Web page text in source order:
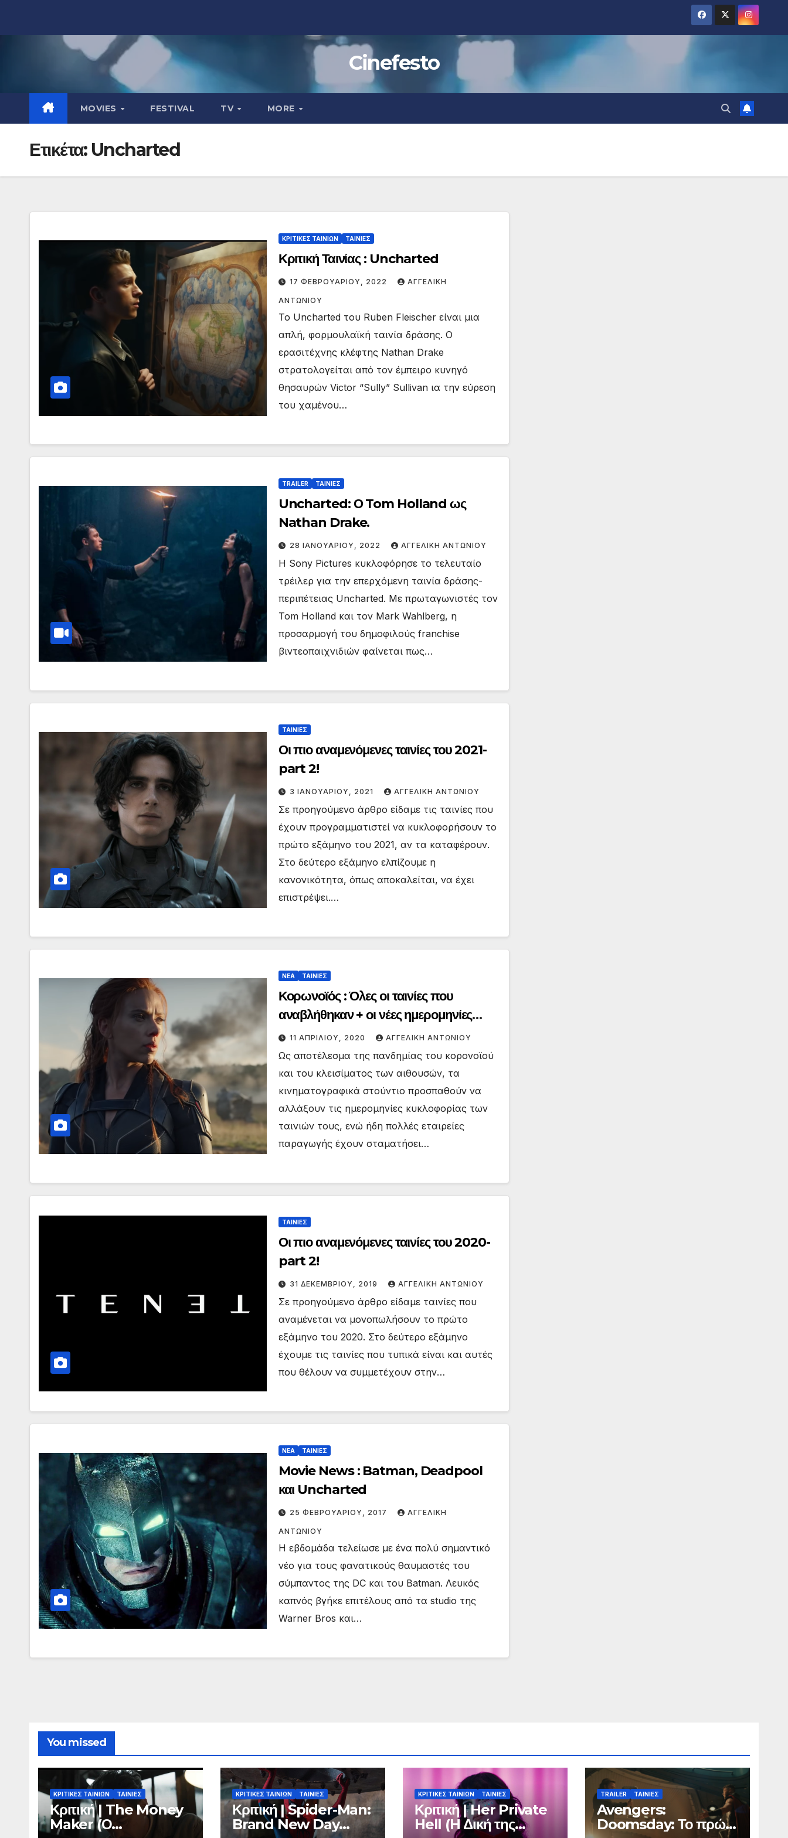
Cinefesto
MOVIES FESTIVAL TV MORE
Ετικέτα: Uncharted
ΚΡΙΤΙΚΕΣ ΤΑΙΝΙΩΝ ΤΑΙΝΙΕΣ
Κριτική Ταινίας : Uncharted
17 ΦΕΒΡΟΥΑΡΊΟΥ, 2022 ΑΓΓΕΛΙΚΉ
ΑΝΤΩΝΊΟΥ
Το Uncharted του Ruben Fleischer είναι μια
απλή, φορμουλαϊκή ταινία δράσης. Ο
ερασιτέχνης κλέφτης Nathan Drake
στρατολογείται από τον έμπειρο κυνηγό
θησαυρών Victor “Sully” Sullivan ια την εύρεση
του χαμένου…
TRAILER ΤΑΙΝΙΕΣ
Uncharted: Ο Tom Holland ως
Nathan Drake.
28 ΙΑΝΟΥΑΡΊΟΥ, 2022 ΑΓΓΕΛΙΚΉ ΑΝΤΩΝΊΟΥ
Η Sony Pictures κυκλοφόρησε το τελευταίο
τρέιλερ για την επερχόμενη ταινία δράσης-
περιπέτειας Uncharted. Με πρωταγωνιστές τον
Tom Holland και τον Mark Wahlberg, η
προσαρμογή του δημοφιλούς franchise
βιντεοπαιχνιδιών φαίνεται πως…
ΤΑΙΝΙΕΣ
Οι πιο αναμενόμενες ταινίες του 2021-
part 2!
3 ΙΑΝΟΥΑΡΊΟΥ, 2021 ΑΓΓΕΛΙΚΉ ΑΝΤΩΝΊΟΥ
Σε προηγούμενο άρθρο είδαμε τις ταινίες που
έχουν προγραμματιστεί να κυκλοφορήσουν το
πρώτο εξάμηνο του 2021, αν τα καταφέρουν.
Στο δεύτερο εξάμηνο ελπίζουμε η
κανονικότητα, όπως αποκαλείται, να έχει
επιστρέψει.…
ΝΕΑ ΤΑΙΝΙΕΣ
Κορωνοϊός : Όλες οι ταινίες που
αναβλήθηκαν + οι νέες ημερομηνίες
κυκλοφορίας!
11 ΑΠΡΙΛΊΟΥ, 2020 ΑΓΓΕΛΙΚΉ ΑΝΤΩΝΊΟΥ
Ως αποτέλεσμα της πανδημίας του κορονοϊού
και του κλεισίματος των αιθουσών, τα
κινηματογραφικά στούντιο προσπαθούν να
αλλάξουν τις ημερομηνίες κυκλοφορίας των
ταινιών τους, ενώ ήδη πολλές εταιρείες
παραγωγής έχουν σταματήσει…
ΤΑΙΝΙΕΣ
Οι πιο αναμενόμενες ταινίες του 2020-
part 2!
31 ΔΕΚΕΜΒΡΊΟΥ, 2019 ΑΓΓΕΛΙΚΉ ΑΝΤΩΝΊΟΥ
Σε προηγούμενο άρθρο είδαμε ταινίες που
αναμένεται να μονοπωλήσουν το πρώτο
εξάμηνο του 2020. Στο δεύτερο εξάμηνο
έχουμε τις ταινίες που τυπικά είναι και αυτές
που θέλουν να συμμετέχουν στην…
ΝΕΑ ΤΑΙΝΙΕΣ
Movie News : Batman, Deadpool
και Uncharted
25 ΦΕΒΡΟΥΑΡΊΟΥ, 2017 ΑΓΓΕΛΙΚΉ
ΑΝΤΩΝΊΟΥ
Η εβδομάδα τελείωσε με ένα πολύ σημαντικό
νέο για τους φανατικούς θαυμαστές του
σύμπαντος της DC και του Batman. Λευκός
καπνός βγήκε επιτέλους από τα studio της
Warner Bros και…
You missed
ΚΡΙΤΙΚΕΣ ΤΑΙΝΙΩΝ ΤΑΙΝΙΕΣ
Κριτική | The Money
Maker (Ο
ΚΡΙΤΙΚΕΣ ΤΑΙΝΙΩΝ ΤΑΙΝΙΕΣ
Κριτική | Spider-Man:
Brand New Day
ΚΡΙΤΙΚΕΣ ΤΑΙΝΙΩΝ ΤΑΙΝΙΕΣ
Κριτική | Her Private
Hell (H Δική της
TRAILER ΤΑΙΝΙΕΣ
Avengers:
Doomsday: Το πρώτο